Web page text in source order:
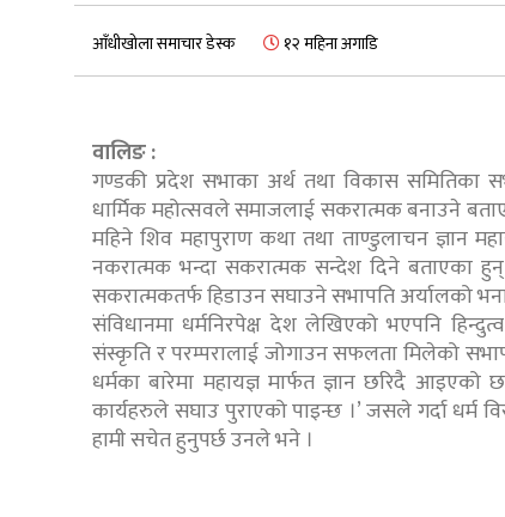
आँधीखोला समाचार डेस्क १२ महिना अगाडि
वालिङ :
गण्डकी प्रदेश सभाका अर्थ तथा विकास समितिका
धार्मिक महोत्सवले समाजलाई सकरात्मक बनाउने
महिने शिव महापुराण कथा तथा ताण्डुलाचन ज्ञान
नकरात्मक भन्दा सकरात्मक सन्देश दिने बताएका
सकरात्मकतर्फ हिडाउन सघाउने सभापति अर्यालको
संविधानमा धर्मनिरपेक्ष देश लेखिएको भएपनि
संस्कृति र परम्परालाई जोगाउन सफलता मिलेको
धर्मका बारेमा महायज्ञ मार्फत ज्ञान छरिदै
कार्यहरुले सघाउ पुराएको पाइन्छ ।’ जसले गर्दा धर्म
हामी सचेत हुनुपर्छ उनले भने ।